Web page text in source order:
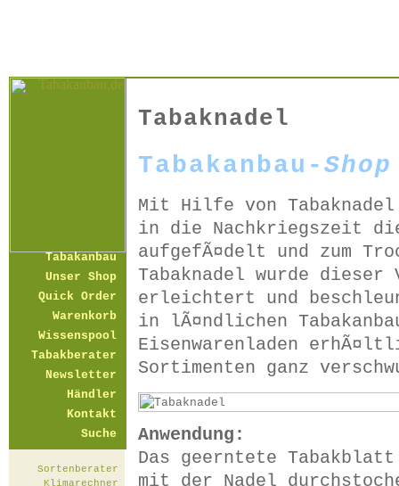
Tabakanbau
Unser Shop
Quick Order
Warenkorb
Wissenspool
Tabakberater
Newsletter
Händler
Kontakt
Suche
Sortenberater
Klimarechner
Tabaknadel
Tabakanbau-Shop
Mit Hilfe von
in die Nachkriegszeit
aufgefÃ¤delt und zum
Tabaknadel wurde dieser
erleichtert und
in lÃ¤ndlichen
Eisenwarenladen
Sortimenten ganz
Anwendung:
Das geerntete
mit der Nadel